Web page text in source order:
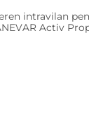
intravilan
Activ